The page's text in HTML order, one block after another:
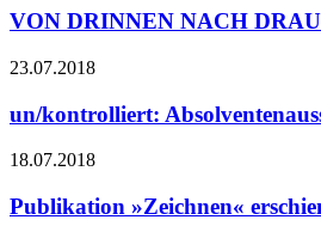
VON DRINNEN NACH
23.07.2018
un/kontrolliert:
18.07.2018
Publikation »Zeichnen«